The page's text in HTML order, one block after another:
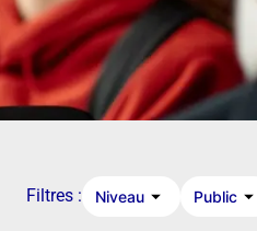
Filtres : Niveau Public